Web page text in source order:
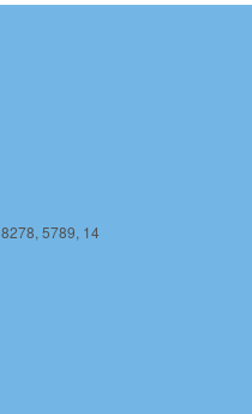
8278, 5789, 14